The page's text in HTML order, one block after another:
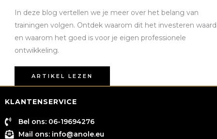
In deze blog vertellen we je meer over het belang van
trainingen volgen. Ontdek waarom dit het investeren
en waarom het goed is voor je eigen professionele
ontwikkeling.
ARTIKEL LEZEN
KLANTENSERVICE
Bel ons: 06-19694276
Mail ons: info@anole.eu